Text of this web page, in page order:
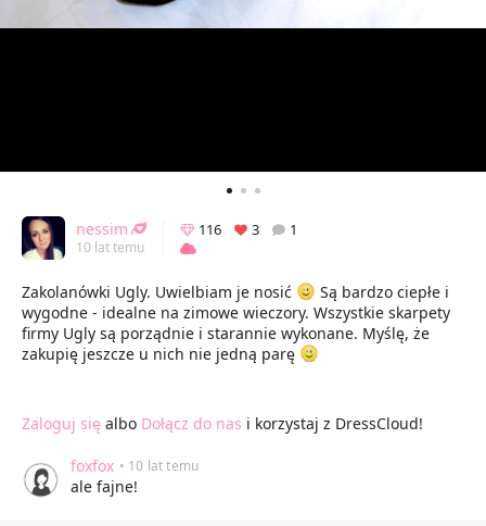
nessim
10 lat temu
116 3 1
Zakolanówki Ugly. Uwielbiam je nosić
Są bardzo ciepłe i
wygodne - idealne na zimowe wieczory. Wszystkie skarpety
firmy Ugly są porządnie i starannie wykonane. Myślę, że
zakupię jeszcze u nich nie jedną parę
Zaloguj się albo Dołącz do nas i korzystaj z DressCloud!
foxfox • 10 lat temu
ale fajne!